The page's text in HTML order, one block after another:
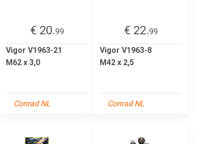
€ 20.99
Vigor V1963-21
M62 x 3,0
Conrad NL
€ 22.99
Vigor V1963-8
M42 x 2,5
Conrad NL